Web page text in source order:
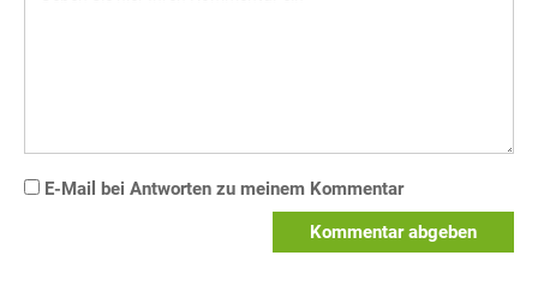
E-Mail bei Antworten zu meinem Kommentar
Kommentar abgeben